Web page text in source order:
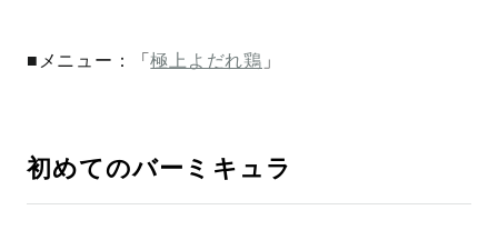
■メニュー：「極上よだれ鶏 」
初めてのバーミキュラ